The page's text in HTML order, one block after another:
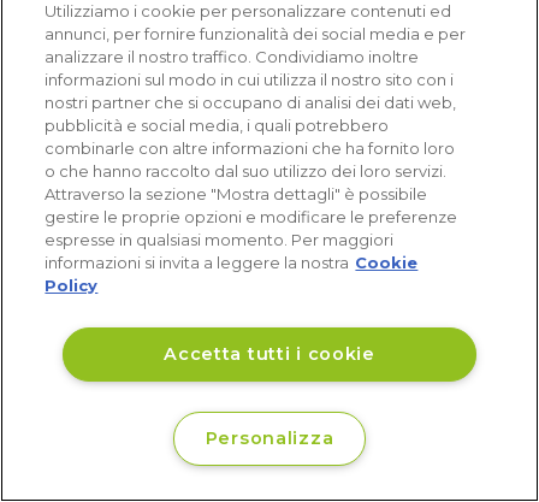
Acquisti verificati
Vedi disponibilità
Utilizziamo i cookie per personalizzare contenuti ed
annunci, per fornire funzionalità dei social media e per
analizzare il nostro traffico. Condividiamo inoltre
informazioni sul modo in cui utilizza il nostro sito con i
nostri partner che si occupano di analisi dei dati web,
pubblicità e social media, i quali potrebbero
combinarle con altre informazioni che ha fornito loro
o che hanno raccolto dal suo utilizzo dei loro servizi.
Attraverso la sezione "Mostra dettagli" è possibile
gestire le proprie opzioni e modificare le preferenze
espresse in qualsiasi momento. Per maggiori
informazioni si invita a leggere la nostra Cookie
Policy
Accetta tutti i cookie
Personalizza